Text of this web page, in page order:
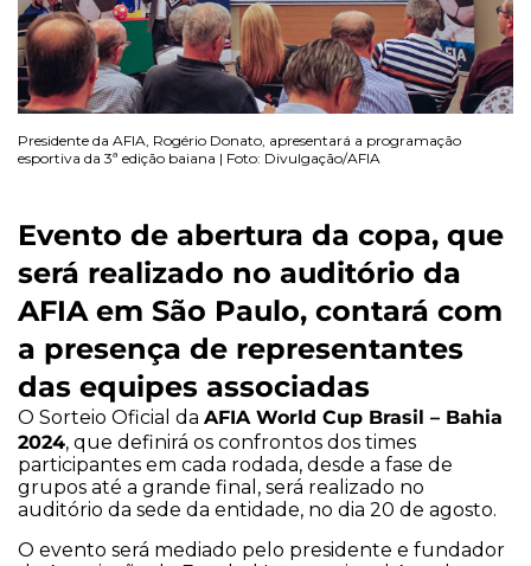
Presidente da AFIA, Rogério Donato, apresentará a programação
esportiva da 3ª edição baiana | Foto: Divulgação/AFIA
Evento de abertura da copa, que
será realizado no auditório da
AFIA em São Paulo, contará com
a presença de representantes
das equipes associadas
O Sorteio Oficial da AFIA World Cup Brasil – Bahia
2024, que definirá os confrontos dos times
participantes em cada rodada, desde a fase de
grupos até a grande final, será realizado no
auditório da sede da entidade, no dia 20 de agosto.
O evento será mediado pelo presidente e fundador